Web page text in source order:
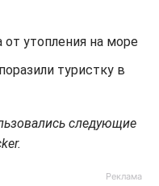
от утопления на море
туристку в
следующие